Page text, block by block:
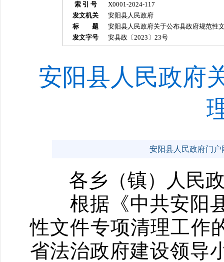
索 引 号
X0001-2024-117
发文机关
安阳县人民政府
标 题
安阳县人民政府关于公布县政府规范性
发文字号
安县政〔2023〕23号
安阳县人民政府
安阳县人民政府门户
各乡（镇）人民政
根据《中共安阳县
性文件专项清理工作
省法治政府建设领导